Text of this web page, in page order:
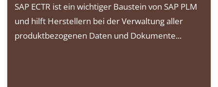
SAP ECTR ist ein wichtiger Baustein von SAP PLM
und hilft Herstellern bei der Verwaltung aller
produktbezogenen Daten und Dokumente...